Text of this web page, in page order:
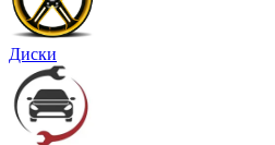
Диски